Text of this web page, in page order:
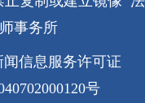
事务所
信息服务许可证
号